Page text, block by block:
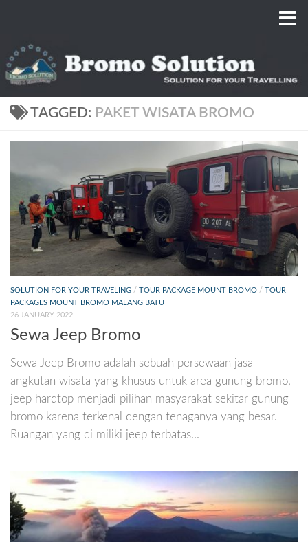
TAGGED: PAKET WISATA BROMO
SOLUTION FOR YOUR TRAVELING / TOUR PACKAGE MOUNT BROMO /
TOUR
PACKAGES MOUNT BROMO MALANG BATU
26 JANUARY 2022
Sewa Jeep Bromo
Sewa Jeep Bromo adalah sebuah persewaan jasa
angkutan wisata yang khusus untuk area gunung bromo,
jeep hardtop menjadi pilihan masyarakat sekitar gunung
bromo karena terkenal dengan tenaganya yang besar.
Ruangan yang di miliki jeep terbatas...